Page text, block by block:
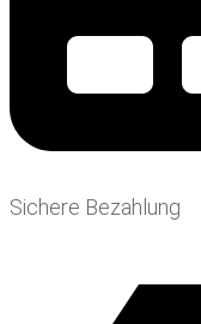
Sichere Bezahlung